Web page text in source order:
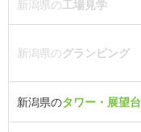
新潟県の工場見学
新潟県のグランピング
新潟県のタワー・展望台